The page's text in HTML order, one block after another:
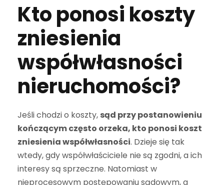
Kto ponosi koszty
zniesienia
współwłasności
nieruchomości?
Jeśli chodzi o koszty, sąd przy postanowieniu
kończącym często orzeka, kto ponosi koszt
zniesienia współwłasności. Dzieje się tak
wtedy, gdy współwłaściciele nie są zgodni, a ich
interesy są sprzeczne. Natomiast w
nieprocesowym postępowaniu sądowym, a